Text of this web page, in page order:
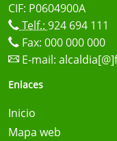
CIF: P0604900A
Telf.: 924 694 111
Fax: 000 000 000
E-mail:
Enlaces
Inicio
Mapa web